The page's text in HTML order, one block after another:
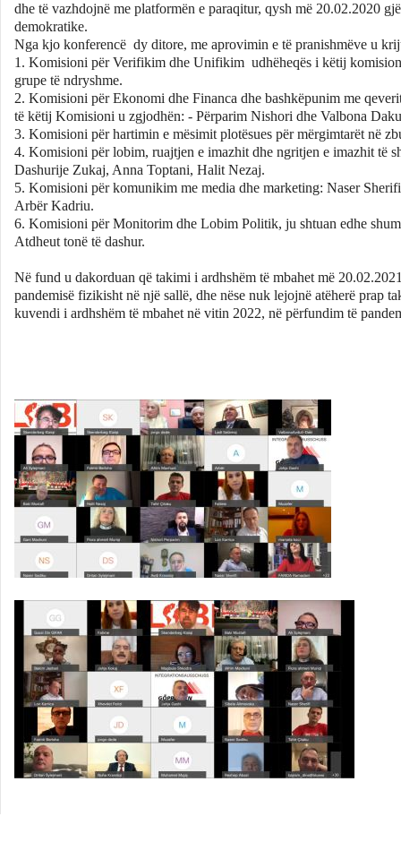
dhe të vazhdojnë me platformën e paraqitur, qysh më 20.02.2020
demokratike.
Nga kjo konferencë dy ditore, me aprovimin e të pranishmëve u
1. Komisioni për Verifikim dhe Unifikim udhëheqës i këtij
grupe të ndryshme.
2. Komisioni për Ekonomi dhe Financa dhe bashkëpunim me
të këtij Komisioni u zgjodhën: - Përparim Nishori dhe Valbona
3. Komisioni për hartimin e mësimit plotësues për mërgimtarët në
4. Komisioni për lobim, ruajtjen e imazhit dhe ngritjen e imazhit të
Dashurije Zukaj, Anna Toptani, Halit Nezaj.
5. Komisioni për komunikim me media dhe marketing: Naser
Arbër Kadriu.
6. Komisioni për Monitorim dhe Lobim Politik, ju shtuan edhe
Atdheut tonë të dashur.
Në fund u dakorduan që takimi i ardhshëm të mbahet më
pandemisë fizikisht në një sallë, dhe nëse nuk lejojnë atëherë prap
kuvendi i ardhshëm të mbahet në vitin 2022, në përfundim të